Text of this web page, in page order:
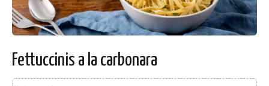
Fettuccinis a la carbonara